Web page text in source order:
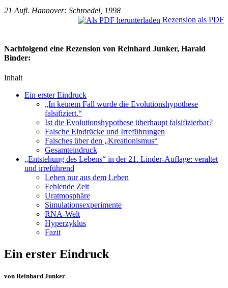
21 Aufl. Hannover: Schroedel, 1998
Rezension als PDF
Nachfolgend eine Rezension von Reinhard Junker, Harald
Binder:
Inhalt
Ein erster Eindruck
„In keinem Fall wurde die Evolutionshypothese
falsifiziert.“
Ist die Evolutionshypothese überhaupt falsifizierbar?
Falsche Eindrücke und Irreführungen
Falsches über den „Kreationismus“
Gesamteindruck
„Entstehung des Lebens“ in der 21. Linder-Auflage: veraltet
und irreführend
Leben nur aus dem Leben
Fehlende Zeit
Uratmosphäre
Simulationsexperimente
RNA-Welt
Hyperzyklus
Fazit
Ein erster Eindruck
von Reinhard Junker